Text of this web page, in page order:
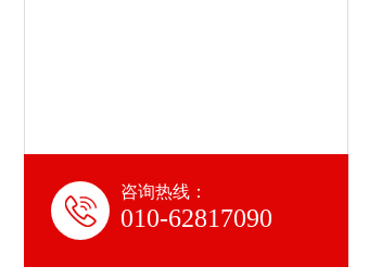
咨询热线：
010-62817090